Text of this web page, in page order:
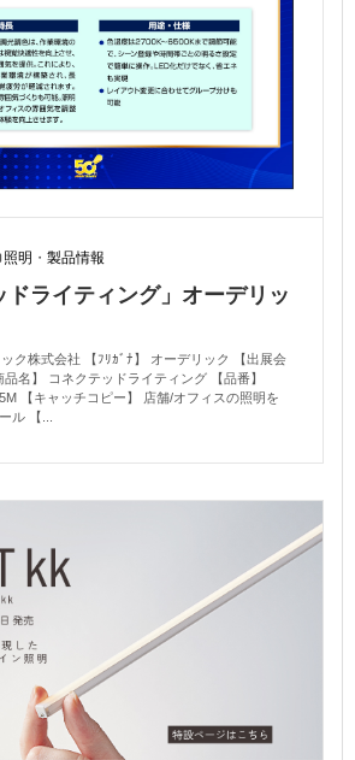
照明 ・製品情報
ドライティング」オーデリッ
ック株式会社 【ﾌﾘｶﾞﾅ】 オーデリック 【出展会
名】 コネクテッドライティング 【品番】
【キャッチコピー】 店舗/オフィスの照明を
ル 【...